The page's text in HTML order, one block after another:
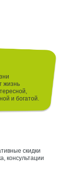
жизнь
и богатой.
скидки
консультации